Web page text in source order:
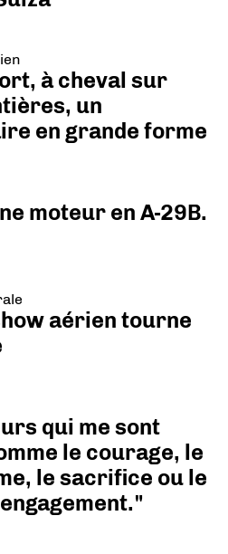
à cheval sur
un
en grande forme
moteur en A-29B.
aérien tourne
qui me sont
le courage, le
le sacrifice ou le